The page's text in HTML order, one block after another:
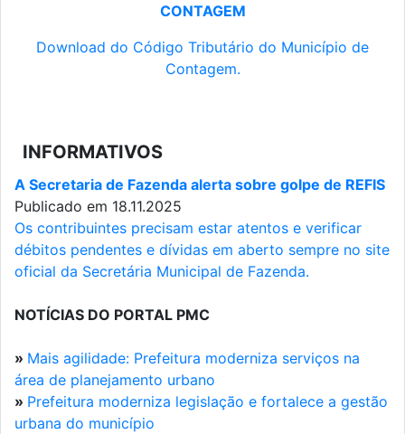
CONTAGEM
Download do Código Tributário do Município de
Contagem.
INFORMATIVOS
A Secretaria de Fazenda alerta sobre golpe de REFIS
Publicado em 18.11.2025
Os contribuintes precisam estar atentos e verificar
débitos pendentes e dívidas em aberto sempre no site
oficial da Secretária Municipal de Fazenda.
NOTÍCIAS DO PORTAL PMC
» Mais agilidade: Prefeitura moderniza serviços na
área de planejamento urbano
» Prefeitura moderniza legislação e fortalece a gestão
urbana do município